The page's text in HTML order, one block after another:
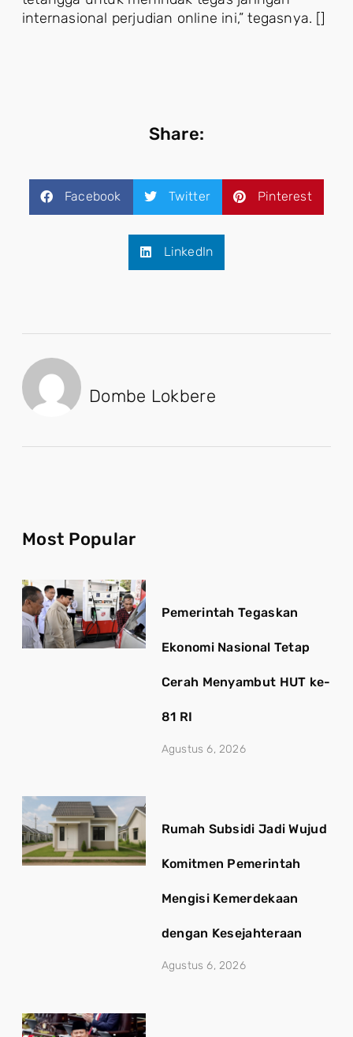
internasional perjudian online ini,” tegasnya. []
Share:
Facebook Twitter Pinterest
LinkedIn
Dombe Lokbere
Most Popular
Pemerintah Tegaskan
Ekonomi Nasional Tetap
Cerah Menyambut HUT ke-
81 RI
Agustus 6, 2026
Rumah Subsidi Jadi Wujud
Komitmen Pemerintah
Mengisi Kemerdekaan
dengan Kesejahteraan
Agustus 6, 2026